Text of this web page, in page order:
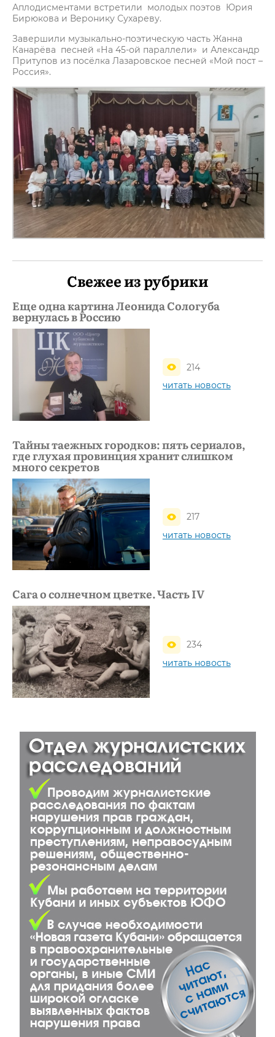
Аплодисментами встретили молодых поэтов Юрия
Бирюкова и Веронику Сухареву.
Завершили музыкально-поэтическую часть Жанна
Канарёва песней «На 45-ой параллели» и Александр
Притупов из посёлка Лазаровское песней «Мой пост –
Россия».
Свежее из рубрики
Еще одна картина Леонида Сологуба
вернулась в Россию
214
читать новость
Тайны таежных городков: пять сериалов,
где глухая провинция хранит слишком
много секретов
217
читать новость
Сага о солнечном цветке. Часть IV
234
читать новость